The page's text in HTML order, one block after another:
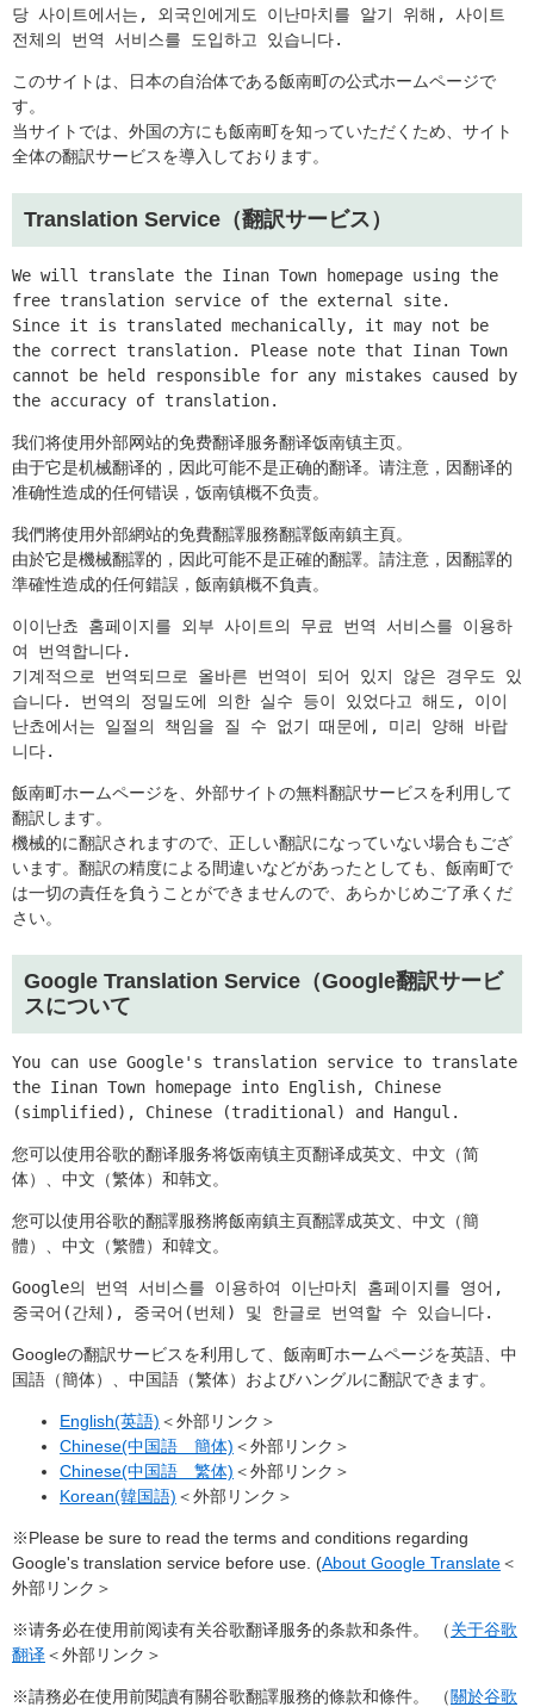
당 사이트에서는, 외국인에게도 이난마치를 알기 위해, 사이트
전체의 번역 서비스를 도입하고 있습니다.
このサイトは、日本の自治体である飯南町の公式ホームページで
す。
当サイトでは、外国の方にも飯南町を知っていただくため、サイト
全体の翻訳サービスを導入しております。
Translation Service（翻訳サービス）
We will translate the Iinan Town homepage using the
free translation service of the external site.
Since it is translated mechanically, it may not be
the correct translation. Please note that Iinan Town
cannot be held responsible for any mistakes caused by
the accuracy of translation.
​我们将使用外部网站的免费翻译服务翻译饭南镇主页。
由于它是机械翻译的，因此可能不是正确的翻译。请注意，因翻译的
准确性造成的任何错误，饭南镇概不负责。
我們將使用外部網站的免費翻譯服務翻譯飯南鎮主頁。
由於它是機械翻譯的，因此可能不是正確的翻譯。請注意，因翻譯的
準確性造成的任何錯誤，飯南鎮概不負責。
이이난쵸 홈페이지를 외부 사이트의 무료 번역 서비스를 이용하
여 번역합니다.
기계적으로 번역되므로 올바른 번역이 되어 있지 않은 경우도 있
습니다. 번역의 정밀도에 의한 실수 등이 있었다고 해도, 이이
난쵸에서는 일절의 책임을 질 수 없기 때문에, 미리 양해 바랍
飯南町ホームページを、外部サイトの無料翻訳サービスを利用して
翻訳します。
機械的に翻訳されますので、正しい翻訳になっていない場合もござ
います。翻訳の精度による間違いなどがあったとしても、飯南町で
は一切の責任を負うことができませんので、あらかじめご了承くだ
さい。
Google Translation Service（Google翻訳サービ
スについて
You can use Google's translation service to translate
the Iinan Town homepage into English, Chinese
(simplified), Chinese (traditional) and Hangul.
您可以使用谷歌的翻译服务将饭南镇主页翻译成英文、中文（简
体）、中文（繁体）和韩文。
您可以使用谷歌的翻譯服務將飯南鎮主頁翻譯成英文、中文（簡
體）、中文（繁體）和韓文。
Google의 번역 서비스를 이용하여 이난마치 홈페이지를 영어,
중국어(간체), 중국어(번체) 및 한글로 번역할 수 있습니다.
Googleの翻訳サービスを利用して、飯南町ホームページを英語、中
国語（簡体）、中国語（繁体）およびハングルに翻訳できます。
English(英語) ＜外部リンク＞
Chinese(中国語 簡体) ＜外部リンク＞
Chinese(中国語 繁体) ＜外部リンク＞
Korean(韓国語) ＜外部リンク＞
※Please be sure to read the terms and conditions regarding
Google's translation service before use. (About Google Translate＜
外部リンク＞
※请务必在使用前阅读有关谷歌翻译服务的条款和条件。 （关于谷歌
翻译＜外部リンク＞
※請務必在使用前閱讀有關谷歌翻譯服務的條款和條件。 （關於谷歌